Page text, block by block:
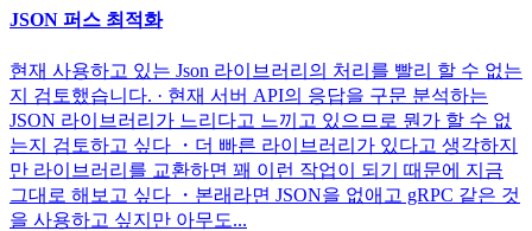
JSON 퍼스 최적화
현재 사용하고 있는 Json 라이브러리의 처리를 빨리 할 수 없는
지 검토했습니다. · 현재 서버 API의 응답을 구문 분석하는
JSON 라이브러리가 느리다고 느끼고 있으므로 뭔가 할 수 없
는지 검토하고 싶다 ・더 빠른 라이브러리가 있다고 생각하지
만 라이브러리를 교환하면 꽤 이런 작업이 되기 때문에 지금
그대로 해보고 싶다 ・본래라면 JSON을 없애고 gRPC 같은 것
을 사용하고 싶지만 아무도...